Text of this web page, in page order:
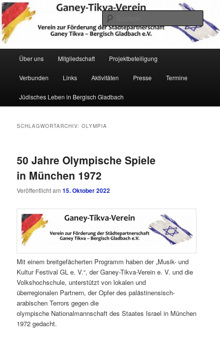
Zum
primären
Inhalt
springen
Zum
sekundären
Inhalt
springen
Ganey Tikva Verein Bergisch
Gladbach
Verein zur Förderung der Städtepartnerschaft Ganey Tikva – Bergisch
Gladbach e. V.
Hauptmenü
Über uns Mitgliedschaft Projektbeteiligung
Verbunden Links Aktivitäten Presse Termine
Jüdisches Leben in Bergisch Gladbach
SCHLAGWORTARCHIV:OLYMPIA
50 Jahre Olympische Spiele
in München 1972
Veröffentlicht am15. Oktober 2022
Mit einem breitgefächerten Programm haben der „Musik- und
Kultur Festival GL e. V.“, der Ganey-Tikva-Verein e. V. und die
Volkshochschule, unterstützt von lokalen und
überregionalen Partnern, der Opfer des palästinensisch-
arabischen Terrors gegen die
olympische Nationalmannschaft des Staates Israel in München
1972 gedacht.